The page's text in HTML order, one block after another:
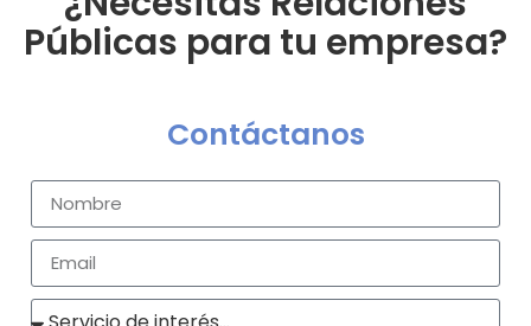
Públicas para tu empresa?
Contáctanos